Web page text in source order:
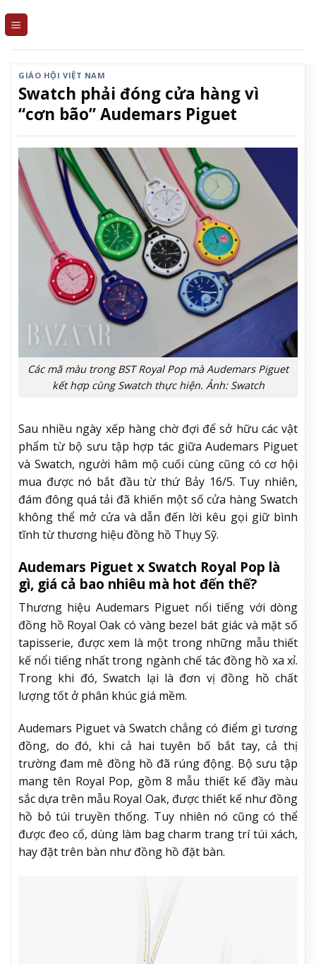
GIÁO HỘI VIỆT NAM
Swatch phải đóng cửa hàng vì
“cơn bão” Audemars Piguet
Các mã màu trong BST Royal Pop mà Audemars Piguet
kết hợp cùng Swatch thực hiện. Ảnh: Swatch
Sau nhiều ngày xếp hàng chờ đợi để sở hữu các vật
phẩm từ bộ sưu tập hợp tác giữa Audemars Piguet
và Swatch, người hâm mộ cuối cùng cũng có cơ hội
mua được nó bắt đầu từ thứ Bảy 16/5. Tuy nhiên,
đám đông quá tải đã khiến một số cửa hàng Swatch
không thể mở cửa và dẫn đến lời kêu gọi giữ bình
tĩnh từ thương hiệu đồng hồ Thụy Sỹ.
Audemars Piguet x Swatch Royal Pop là
gì, giá cả bao nhiêu mà hot đến thế?
Thương hiệu Audemars Piguet nổi tiếng với dòng
đồng hồ Royal Oak có vàng bezel bát giác và mặt số
tapisserie, được xem là một trong những mẫu thiết
kế nổi tiếng nhất trong ngành chế tác đồng hồ xa xỉ.
Trong khi đó, Swatch lại là đơn vị đồng hồ chất
lượng tốt ở phân khúc giá mềm.
Audemars Piguet và Swatch chẳng có điểm gì tương
đồng, do đó, khi cả hai tuyên bố bắt tay, cả thị
trường đam mê đồng hồ đã rúng động. Bộ sưu tập
mang tên Royal Pop, gồm 8 mẫu thiết kế đầy màu
sắc dựa trên mẫu Royal Oak, được thiết kế như đồng
hồ bỏ túi truyền thống. Tuy nhiên nó cũng có thể
được đeo cổ, dùng làm bag charm trang trí túi xách,
hay đặt trên bàn như đồng hồ đặt bàn.